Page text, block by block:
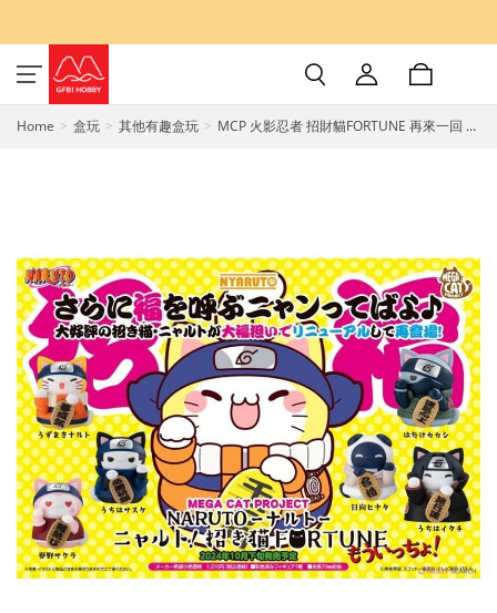
Home 盒玩 其他有趣盒玩
MCP 火影忍者 招財貓FORTUNE 再來一回 盒